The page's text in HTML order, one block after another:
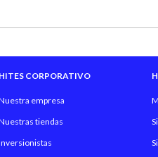
HITES CORPORATIVO
empresa
tiendas